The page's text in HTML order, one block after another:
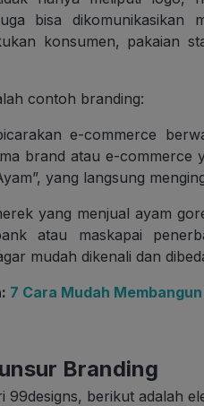
bisa dikomunikasikan
konsumen, pakaian
contoh branding:
e-commerce
brand atau e-commerce
yang langsung
yang menjual ayam
atau maskapai
mudah dikenali dan
7 Cara Mudah
Branding
99designs, berikut adalah